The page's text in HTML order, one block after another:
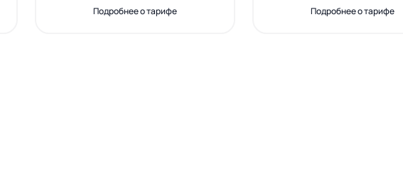
Подробнее о тарифе Подробнее о тарифе